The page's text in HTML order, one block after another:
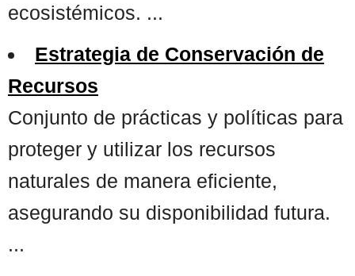
ecosistémicos. ...
Estrategia de Conservación de
Recursos
Conjunto de prácticas y políticas para
proteger y utilizar los recursos
naturales de manera eficiente,
asegurando su disponibilidad futura.
...